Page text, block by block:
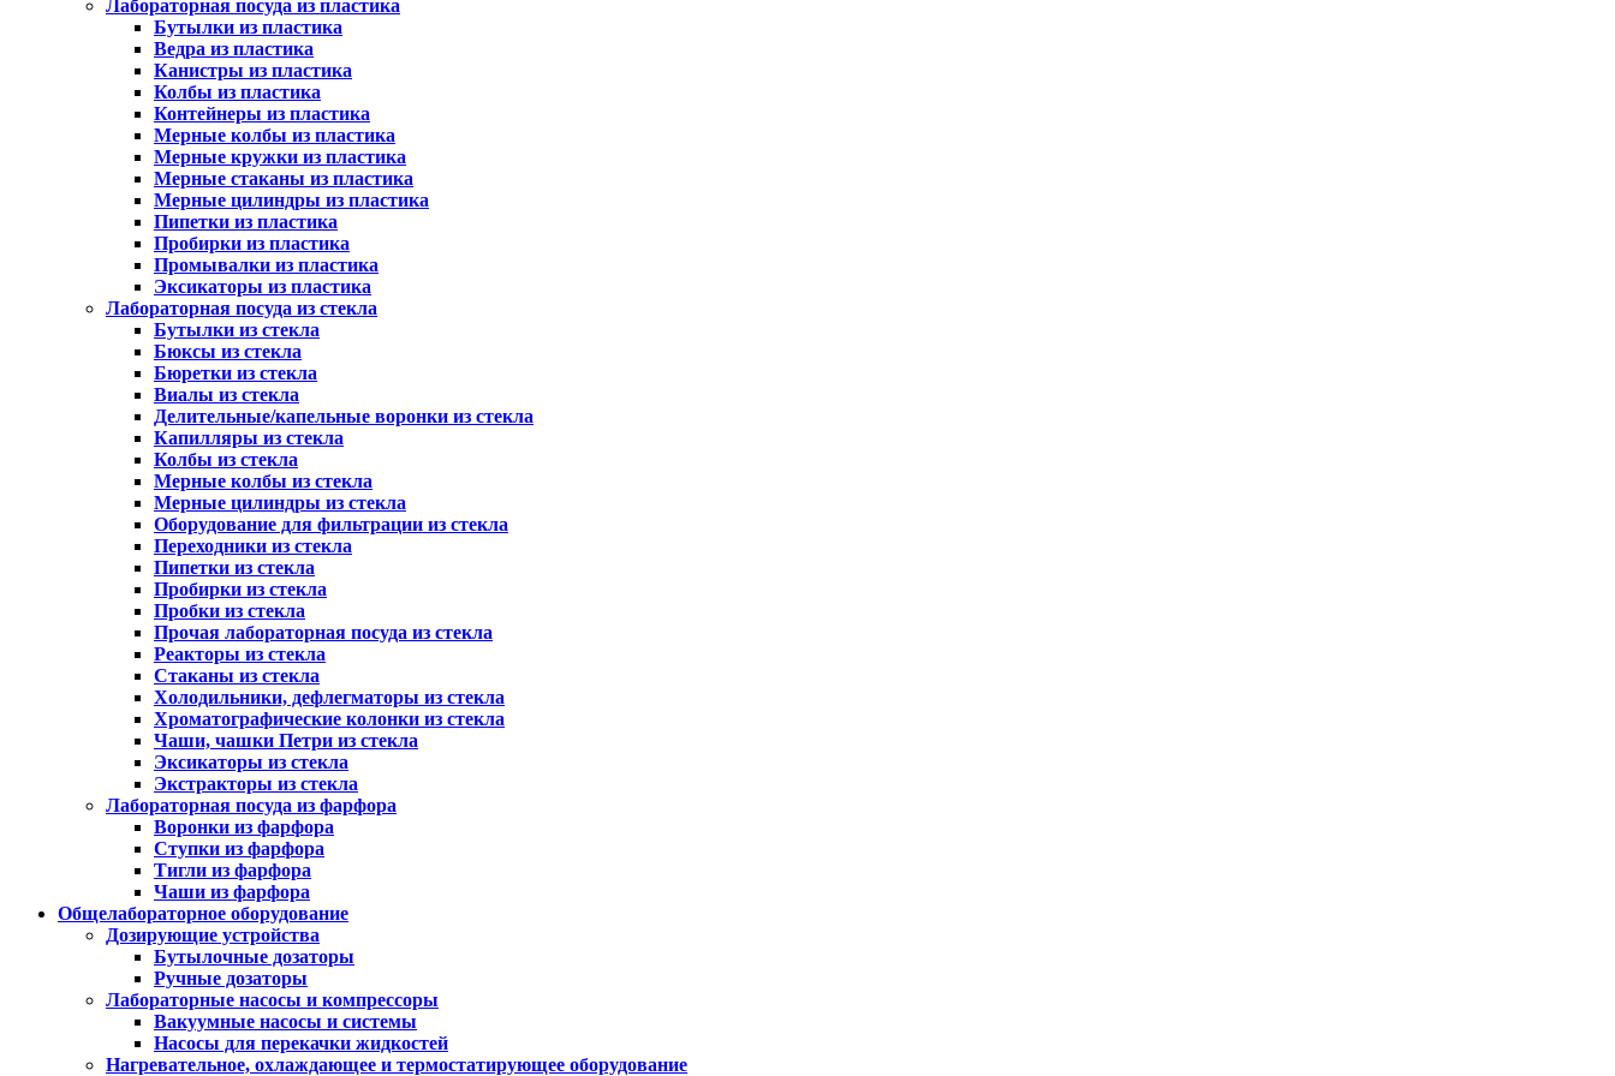
Лабораторная посуда из пластика
Бутылки из пластика
Ведра из пластика
Канистры из пластика
Колбы из пластика
Контейнеры из пластика
Мерные колбы из пластика
Мерные кружки из пластика
Мерные стаканы из пластика
Мерные цилиндры из пластика
Пипетки из пластика
Пробирки из пластика
Промывалки из пластика
Эксикаторы из пластика
Лабораторная посуда из стекла
Бутылки из стекла
Бюксы из стекла
Бюретки из стекла
Виалы из стекла
Делительные/капельные воронки из стекла
Капилляры из стекла
Колбы из стекла
Мерные колбы из стекла
Мерные цилиндры из стекла
Оборудование для фильтрации из стекла
Переходники из стекла
Пипетки из стекла
Пробирки из стекла
Пробки из стекла
Прочая лабораторная посуда из стекла
Реакторы из стекла
Стаканы из стекла
Холодильники, дефлегматоры из стекла
Хроматографические колонки из стекла
Чаши, чашки Петри из стекла
Эксикаторы из стекла
Экстракторы из стекла
Лабораторная посуда из фарфора
Воронки из фарфора
Ступки из фарфора
Тигли из фарфора
Чаши из фарфора
Общелабораторное оборудование
Дозирующие устройства
Бутылочные дозаторы
Ручные дозаторы
Лабораторные насосы и компрессоры
Вакуумные насосы и системы
Насосы для перекачки жидкостей
Нагревательное, охлаждающее и термостатирующее оборудование